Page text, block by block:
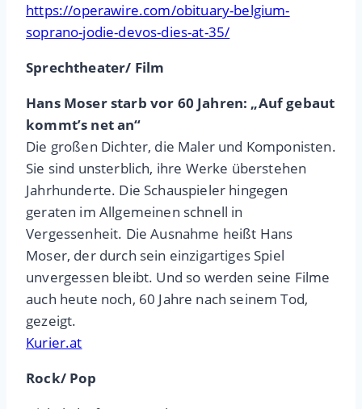
https://operawire.com/obituary-belgium-
soprano-jodie-devos-dies-at-35/
Sprechtheater/ Film
Hans Moser starb vor 60 Jahren: „Auf gebaut
kommt’s net an“
Die großen Dichter, die Maler und Komponisten.
Sie sind unsterblich, ihre Werke überstehen
Jahrhunderte. Die Schauspieler hingegen
geraten im Allgemeinen schnell in
Vergessenheit. Die Ausnahme heißt Hans
Moser, der durch sein einzigartiges Spiel
unvergessen bleibt. Und so werden seine Filme
auch heute noch, 60 Jahre nach seinem Tod,
gezeigt.
Kurier.at
Rock/ Pop